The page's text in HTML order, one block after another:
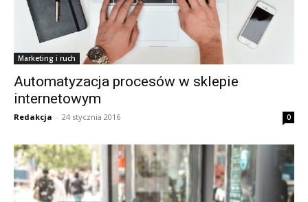
Marketing i ruch
Automatyzacja procesów w sklepie
internetowym
Redakcja - 24 stycznia 2016 0